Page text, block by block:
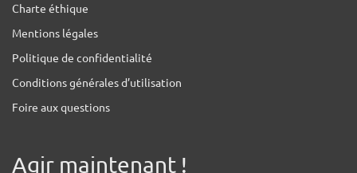
Charte éthique
Mentions légales
Politique de confidentialité
Conditions générales d’utilisation
Foire aux questions
Agir maintenant !